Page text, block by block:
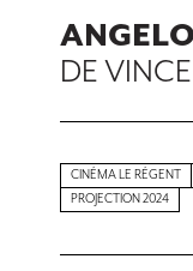
DE
CINÉMA LE RÉGENT
PROJECTION 2024